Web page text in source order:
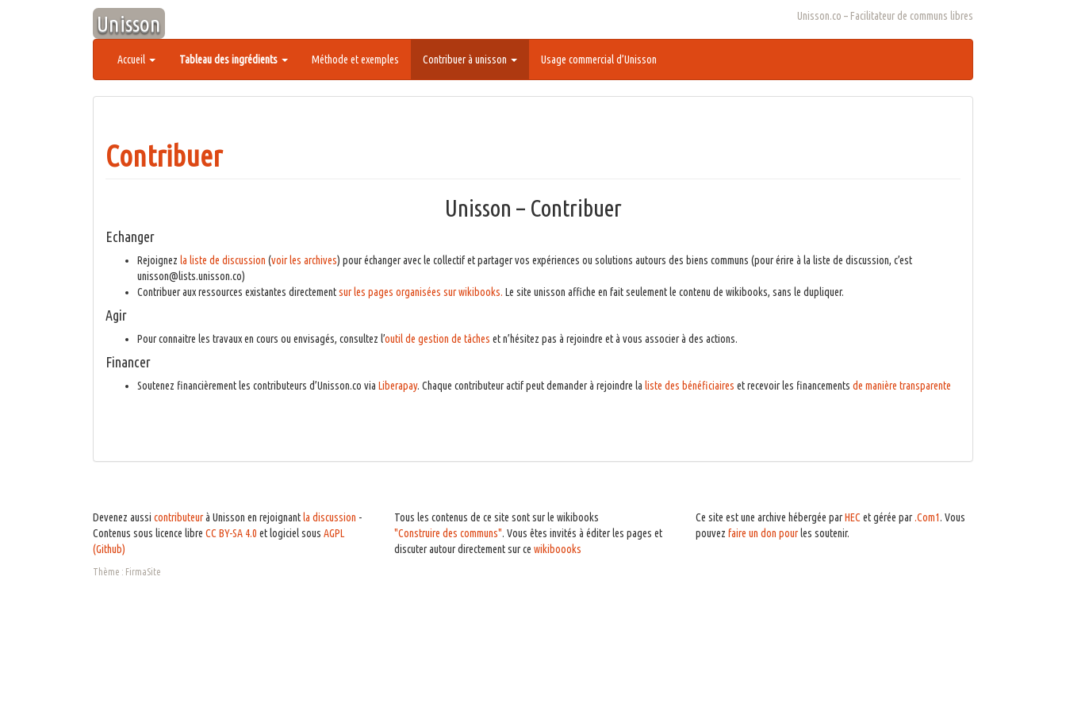
Unisson Unisson.co – Facilitateur de communs libres
Accueil Tableau des ingrédients Méthode et exemples Contribuer à unisson Usage commercial d’Unisson
Contribuer
Unisson – Contribuer
Echanger
Rejoignez la liste de discussion (voir les archives) pour échanger avec le collectif et partager vos expériences ou solutions autours des biens communs (pour érire à la liste de discussion, c’est
unisson@lists.unisson.co)
Contribuer aux ressources existantes directementsur les pages organisées sur wikibooks. Le site unisson affiche en fait seulement le contenu de wikibooks, sans le dupliquer.
Agir
Pour connaitre les travaux en cours ou envisagés, consultez l’outil de gestion de tâches et n’hésitez pas à rejoindre et à vous associer à des actions.
Financer
Soutenez financièrement les contributeurs d’Unisson.co via Liberapay. Chaque contributeur actif peut demander à rejoindre la liste des bénéficiaires et recevoir les financements de manière transparente
Devenez aussi contributeurà Unisson en rejoignant la discussion -
Contenus sous licence libre CC BY-SA 4.0 et logiciel sous AGPL
(Github)
Tous les contenus de ce site sont sur le wikibooks
"Construire des communs". Vous êtes invités à éditer les pages et
discuter autour directement sur ce wikiboooks
Ce site est une archive hébergée parHEC et gérée par.Com1. Vous
pouvez faire un don pourles soutenir.
Thème : FirmaSite